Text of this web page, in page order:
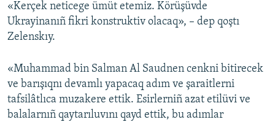
«Kerçek neticege ümüt etemiz. Körüşüvde
Ukrayinanıñ fikri konstruktiv olacaq», – dep qoştı
Zelenskıy.
«Muhammad bin Salman Al Saudnen cenkni bitirecek
ve barışıqnı devamlı yapacaq adım ve şaraitlerni
tafsilâtlıca muzakere ettik. Esirlerniñ azat etilüvi ve
balalarnıñ qaytarıluvını qayd ettik, bu adımlar